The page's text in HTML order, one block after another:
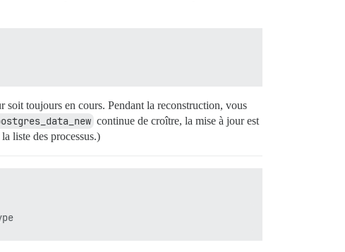
soit toujours en cours. Pendant la reconstruction, vous
continue de croître, la mise à jour est
liste des processus.)